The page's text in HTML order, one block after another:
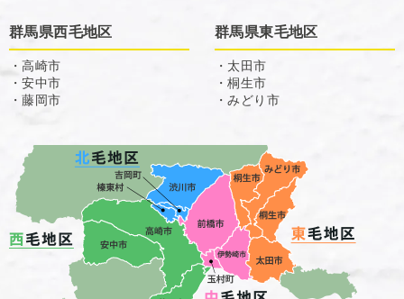
群馬県西毛地区
・高崎市
・安中市
・藤岡市
群馬県東毛地区
・太田市
・桐生市
・みどり市